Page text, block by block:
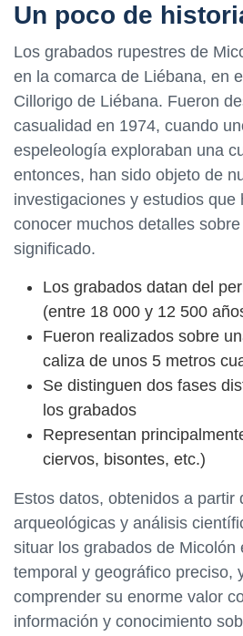
Un poco de
Los grabados rupestres de
en la comarca de Liébana, en
Cillorigo de Liébana. Fueron
casualidad en 1974, cuando
espeleología exploraban una
entonces, han sido objeto de
investigaciones y estudios que
conocer muchos detalles
significado.
Los grabados datan del
(entre 18 000 y 12 500
Fueron realizados sobre
caliza de unos 5 metros
Se distinguen dos fases
los grabados
Representan
ciervos, bisontes, etc.)
Estos datos, obtenidos a partir
arqueológicas y análisis
situar los grabados de Micolón
temporal y geográfico preciso,
comprender su enorme valor
información y conocimiento